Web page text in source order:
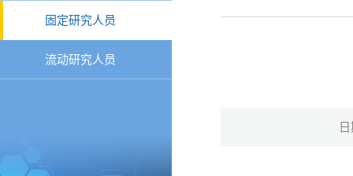
固定研究人员
流动研究人员